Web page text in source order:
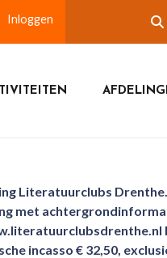
Inloggen
Literatuurclubs
met
incasso € 32,50,